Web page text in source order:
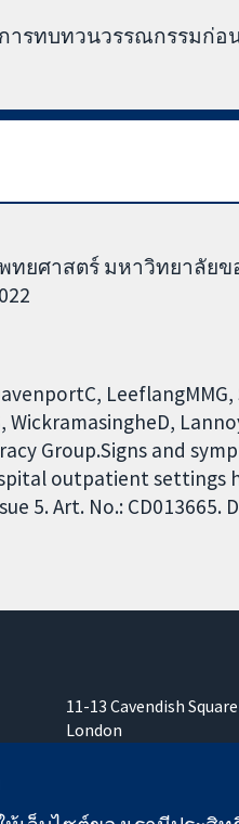
ารทบทวนวรรณกรรมก่
ยศาสตร์ มหาวิทยาลัย
Group.Signs and
outpatient settings
5. Art. No.: CD013665.
11-13 Cavendish Square
London